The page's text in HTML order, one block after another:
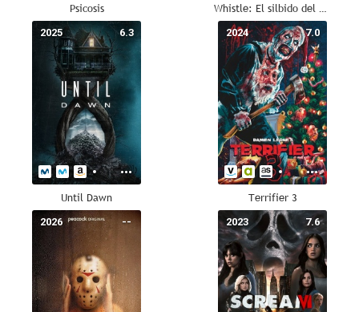
Psicosis Whistle: El silbido del mal
6.3
2025
Until Dawn
7.0
2024
Terrifier 3
--
2026 7.6
2023